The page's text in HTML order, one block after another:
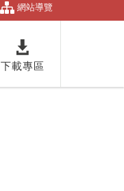
網站導覽
下載專區